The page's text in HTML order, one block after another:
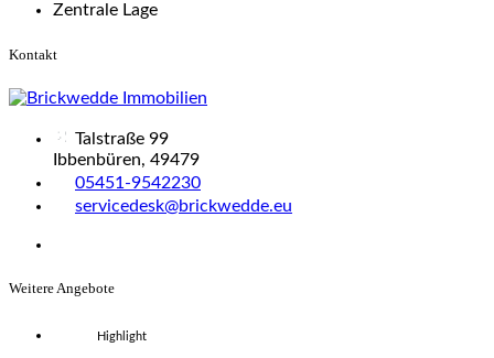
Zentrale Lage
Kontakt
Talstraße 99
Ibbenbüren, 49479
05451-9542230
servicedesk@brickwedde.eu
Weitere Angebote
Highlight